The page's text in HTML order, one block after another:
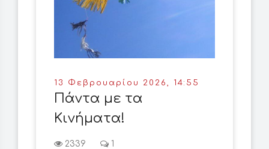
13 Φεβρουαρίου 2026, 14:55
Πάντα με τα
Κινήματα!
2339 1